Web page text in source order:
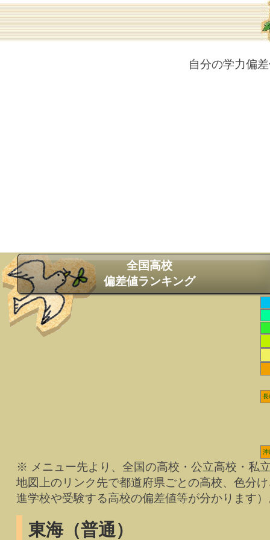
自分の学力偏
全国高校
偏差値ランキング
長
沖
※ メニュー先より、全国の高校・公立高校・私
地図上のリンク先で都道府県ごとの高校、色分
進学校や受験する高校の偏差値等が分かります
東海（普通）